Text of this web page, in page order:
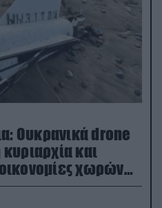
Ουκρανικά drone
και
χωρών